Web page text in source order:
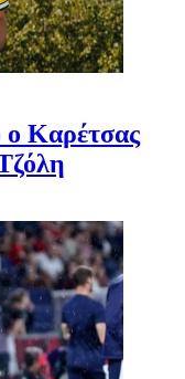
ο Καρέτσας